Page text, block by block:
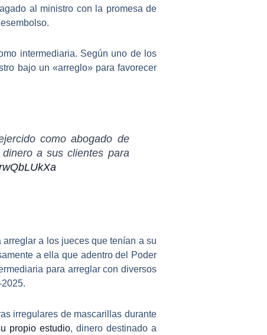
al ministro con la promesa de
intermediaria. Según uno de los
bajo un «arreglo» para favorecer
como abogado de
a sus clientes para
a los jueces que tenían a su
a ella que adentro del Poder
para arreglar con diversos
irregulares de mascarillas durante
propio estudio, dinero destinado a